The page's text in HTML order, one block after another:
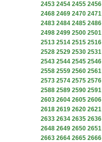
2453 2454 2455 2456
2468 2469 2470 2471
2483 2484 2485 2486
2498 2499 2500 2501
2513 2514 2515 2516
2528 2529 2530 2531
2543 2544 2545 2546
2558 2559 2560 2561
2573 2574 2575 2576
2588 2589 2590 2591
2603 2604 2605 2606
2618 2619 2620 2621
2633 2634 2635 2636
2648 2649 2650 2651
2663 2664 2665 2666